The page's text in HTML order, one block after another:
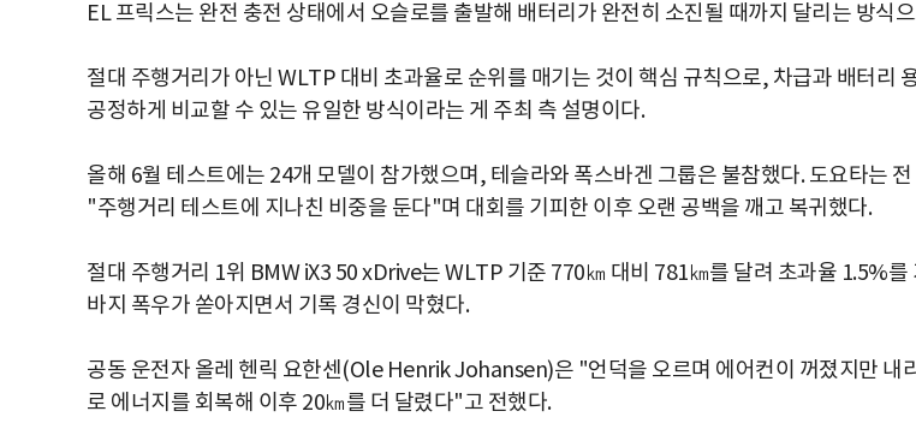
EL 프릭스는 완전 충전 상태에서 오슬로를 출발해 배터리가 완전히 소진될 때까지 달리는 방식
절대 주행거리가 아닌 WLTP 대비 초과율로 순위를 매기는 것이 핵심 규칙으로, 차급과 배터리
공정하게 비교할 수 있는 유일한 방식이라는 게 주최 측 설명이다.
올해 6월 테스트에는 24개 모델이 참가했으며, 테슬라와 폭스바겐 그룹은 불참했다. 도요타는 전
"주행거리 테스트에 지나친 비중을 둔다"며 대회를 기피한 이후 오랜 공백을 깨고 복귀했다.
절대 주행거리 1위 BMW iX3 50 xDrive는 WLTP 기준 770㎞ 대비 781㎞를 달려 초과율 1.5%를
바지 폭우가 쏟아지면서 기록 경신이 막혔다.
공동 운전자 올레 헨릭 요한센(Ole Henrik Johansen)은 "언덕을 오르며 에어컨이 꺼졌지만 내
로 에너지를 회복해 이후 20㎞를 더 달렸다"고 전했다.